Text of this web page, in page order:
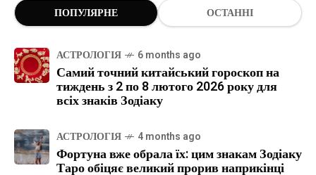
ПОПУЛЯРНЕ ОСТАННІ
АСТРОЛОГІЯ 6 months ago
Самий точний китайський гороскоп на
тиждень з 2 по 8 лютого 2026 року для
всіх знаків Зодіаку
АСТРОЛОГІЯ 4 months ago
Фортуна вже обрала їх: цим знакам Зодіаку
Таро обіцяє великий прорив наприкінці